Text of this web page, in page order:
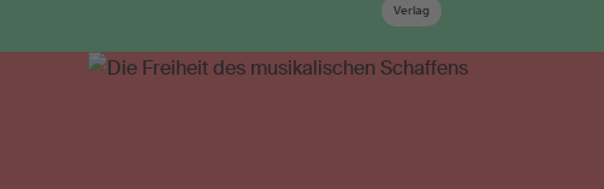
Verlag